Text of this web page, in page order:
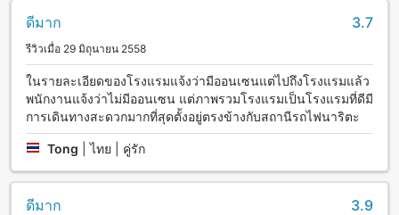
ดีมาก 3.7
รีวิวเมื่อ 29 มิถุนายน 2558
ในรายละเอียดของโรงแรมแจ้งว่ามีออนเซนแต่ไปถึงโรงแรมแล้ว
พนักงานแจ้งว่าไม่มีออนเซน แต่ภาพรวมโรงแรมเป็นโรงแรมที่ดีมี
การเดินทางสะดวกมากที่สุดตั้งอยู่ตรงข้างกับสถานีรถไฟนาริตะ
Tong |ไทย | คู่รัก
ดีมาก 3.9